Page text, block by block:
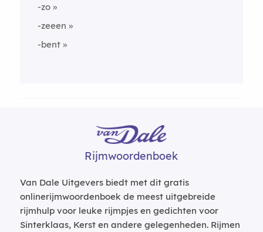
-zo
-zeeen
-bent
Rijmwoordenboek
Van Dale Uitgevers biedt met dit gratis
onlinerijmwoordenboek de meest uitgebreide
rijmhulp voor leuke rijmpjes en gedichten voor
Sinterklaas, Kerst en andere gelegenheden. Rijmen